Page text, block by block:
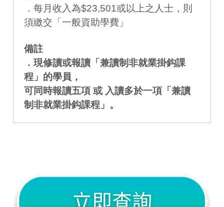
．每月收入為$23,501或以上之人士，則
須繳交「一般資助學費」
備註
．現修讀或報讀「兼讀制非就業掛鈎課
程」的學員，
可同時報讀五項 或 入讀多於一項「兼讀
制非就業掛鈎課程」。